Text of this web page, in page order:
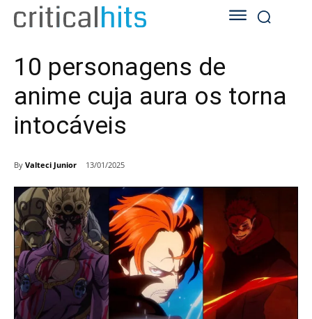
10 personagens de
anime cuja aura os torna
intocáveis
By Valteci Junior 13/01/2025